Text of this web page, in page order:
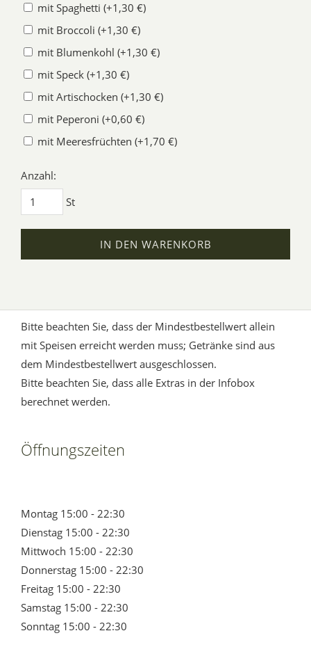
mit Spaghetti (+1,30 €)
mit Broccoli (+1,30 €)
mit Blumenkohl (+1,30 €)
mit Speck (+1,30 €)
mit Artischocken (+1,30 €)
mit Peperoni (+0,60 €)
mit Meeresfrüchten (+1,70 €)
Anzahl:
St
IN DEN WARENKORB
Bitte beachten Sie, dass der Mindestbestellwert allein
mit Speisen erreicht werden muss; Getränke sind aus
dem Mindestbestellwert ausgeschlossen.
Bitte beachten Sie, dass alle Extras in der Infobox
berechnet werden.
Öffnungszeiten
Montag 15:00 - 22:30
Dienstag 15:00 - 22:30
Mittwoch 15:00 - 22:30
Donnerstag 15:00 - 22:30
Freitag 15:00 - 22:30
Samstag 15:00 - 22:30
Sonntag 15:00 - 22:30